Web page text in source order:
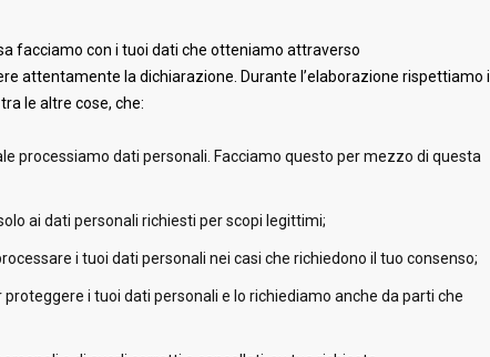
facciamo con i tuoi dati che otteniamo attraverso
attentamente la dichiarazione. Durante l’elaborazione rispettiamo i
le altre cose, che:
processiamo dati personali. Facciamo questo per mezzo di questa
ai dati personali richiesti per scopi legittimi;
i tuoi dati personali nei casi che richiedono il tuo consenso;
i tuoi dati personali e lo richiediamo anche da parti che